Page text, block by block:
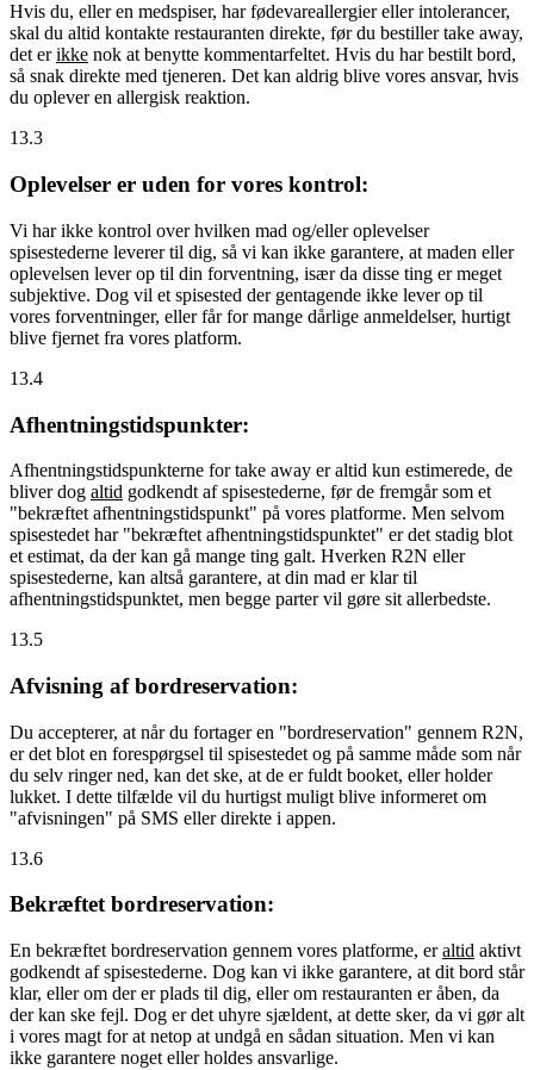
Hvis du, eller en medspiser, har fødevareallergier eller intolerancer,
skal du altid kontakte restauranten direkte, før du bestiller take away,
det erikke nok at benytte kommentarfeltet. Hvis du har bestilt bord,
så snak direkte med tjeneren. Det kan aldrig blive vores ansvar, hvis
du oplever en allergisk reaktion.
13.3
Oplevelser er uden for vores kontrol:
Vi har ikke kontrol over hvilken mad og/eller oplevelser
spisestederne leverer til dig, så vi kan ikke garantere, at maden eller
oplevelsen lever op til din forventning, især da disse ting er meget
subjektive. Dog vil et spisested der gentagende ikke lever op til
vores forventninger, eller får for mange dårlige anmeldelser, hurtigt
blive fjernet fra vores platform.
13.4
Afhentningstidspunkter:
Afhentningstidspunkterne for take away er altid kun estimerede, de
bliver dog altid godkendt af spisestederne, før de fremgår som et
"bekræftet afhentningstidspunkt" på vores platforme. Men selvom
spisestedet har "bekræftet afhentningstidspunktet" er det stadig blot
et estimat, da der kan gå mange ting galt. Hverken R2N eller
spisestederne, kan altså garantere, at din mad er klar til
afhentningstidspunktet, men begge parter vil gøre sit allerbedste.
13.5
Afvisning af bordreservation:
Du accepterer, at når du fortager en "bordreservation" gennem R2N,
er det blot en forespørgsel til spisestedet og på samme måde som når
du selv ringer ned, kan det ske, at de er fuldt booket, eller holder
lukket. I dette tilfælde vil du hurtigst muligt blive informeret om
"afvisningen" på SMS eller direkte i appen.
13.6
Bekræftet bordreservation:
En bekræftet bordreservation gennem vores platforme, eraltid aktivt
godkendt af spisestederne. Dog kan vi ikke garantere, at dit bord står
klar, eller om der er plads til dig, eller om restauranten er åben, da
der kan ske fejl. Dog er det uhyre sjældent, at dette sker, da vi gør alt
i vores magt for at netop at undgå en sådan situation. Men vi kan
ikke garantere noget eller holdes ansvarlige.